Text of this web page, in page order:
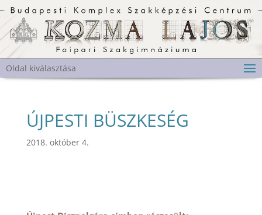
Oldal kiválasztása
ÚJPESTI BÜSZKESÉG
2018. október 4.